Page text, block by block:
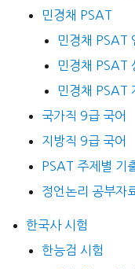
민경채 PSAT
민경채 PSAT
민경채 PSAT
민경채 PSAT
국가직 9급 국어
지방직 9급 국어
PSAT 주제별 기
정언논리 공부자
한국사 시험
한능검 시험